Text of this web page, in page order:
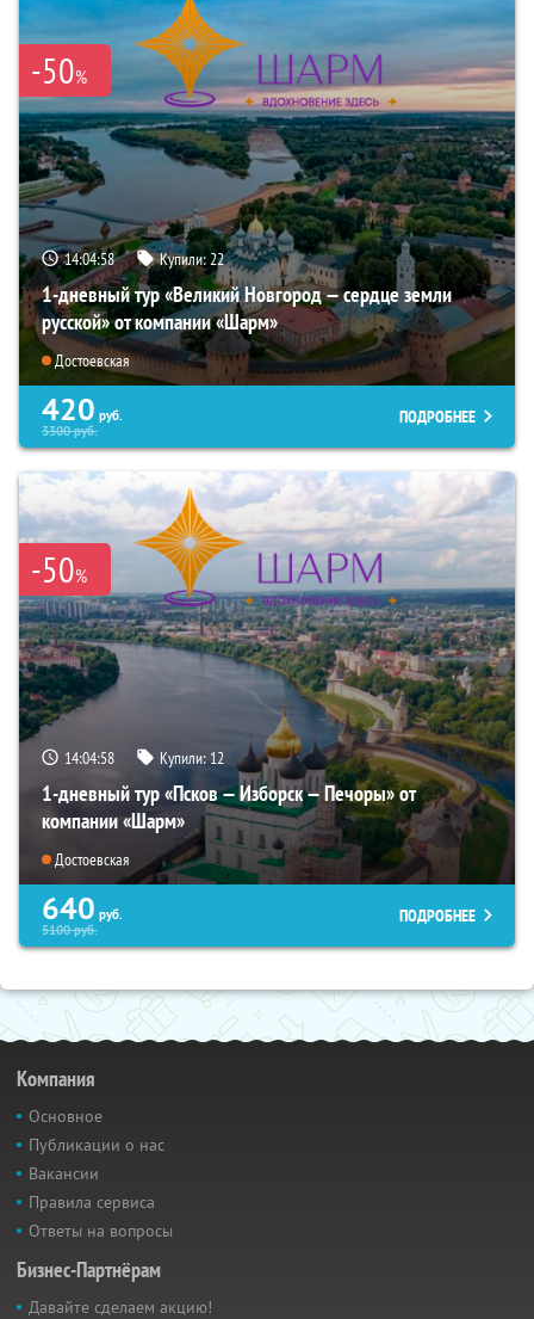
-50%
14:04:57 Купили:22
1-дневный тур «Великий Новгород — сердце земли
русской» от компании «Шарм»
Достоевская
420 руб.
3300руб.
ПОДРОБНЕЕ
-50%
14:04:57 Купили:12
1-дневный тур «Псков — Изборск — Печоры» от
компании «Шарм»
Достоевская
640 руб.
5100руб.
ПОДРОБНЕЕ
Компания
Основное
Публикации о нас
Вакансии
Правила сервиса
Ответы на вопросы
Бизнес-Партнёрам
Давайте сделаем акцию!